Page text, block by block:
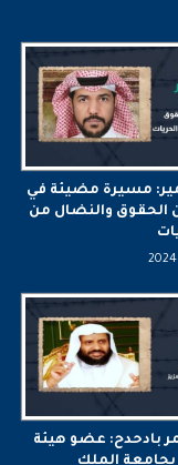
مسيرة مضيئة في
الحقوق والنضال من
بادحدح: عضو هيئة